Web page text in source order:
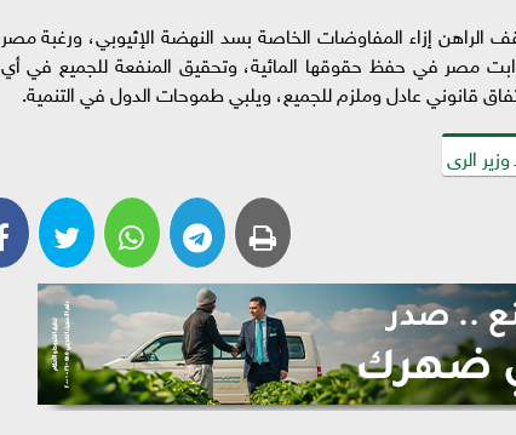
الراهن إزاء المفاوضات الخاصة بسد النهضة الإثيوبي، ورغبة مصر
مصر في حفظ حقوقها المائية، وتحقيق المنفعة للجميع في أي
قانوني عادل وملزم للجميع، ويلبي طموحات الدول في التنمية.
الرى